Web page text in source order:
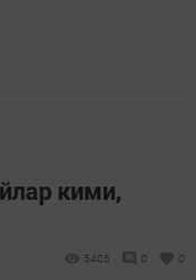
кими,
5405 0 0